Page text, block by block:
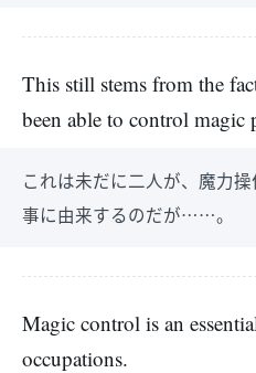
This still stems from the
been able to control
これは未だに二人が、魔力
事に由来するのだが……。
Magic control is an
occupations.